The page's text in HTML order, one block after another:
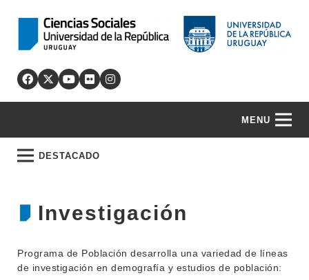
MENU
DESTACADO
Investigación
Programa de Población desarrolla una variedad de líneas
de investigación en demografía y estudios de población: